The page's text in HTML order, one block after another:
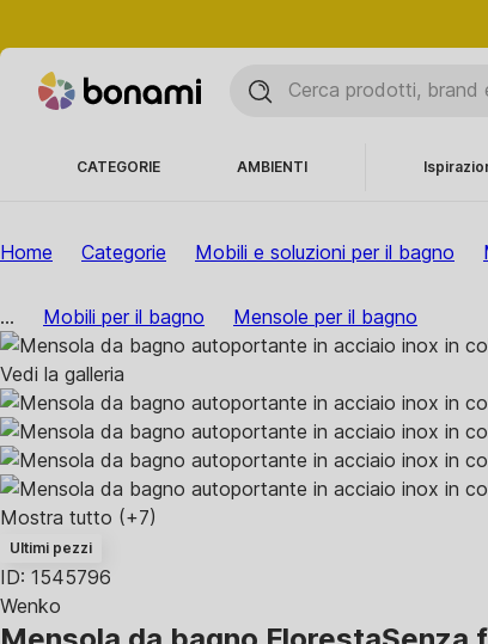
CATEGORIE AMBIENTI
Home Categorie Mobili e soluzioni per il bagno
... Mobili per il bagno Mensole per il bagno
Vedi la galleria
Mostra tutto (+7)
Ultimi pezzi
ID: 1545796
Wenko